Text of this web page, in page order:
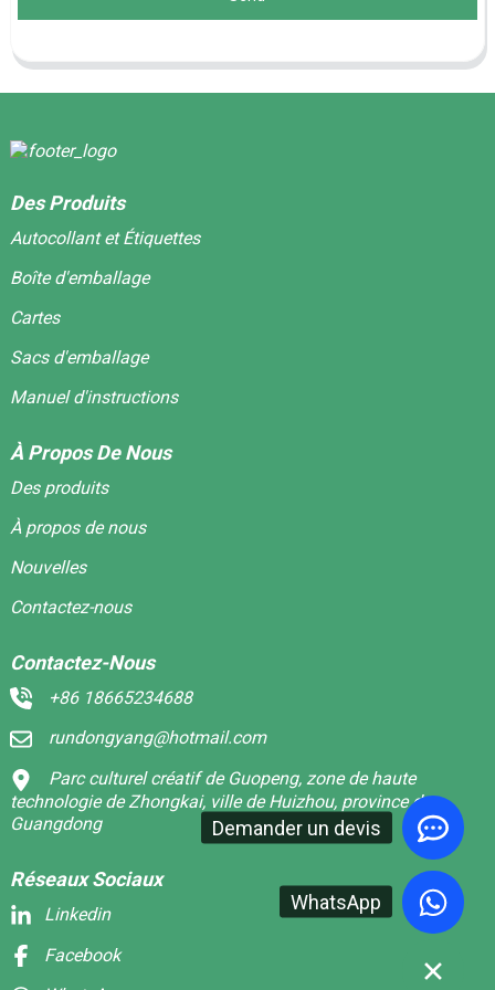
Demander un devis
WhatsApp
Des Produits
Autocollant et Étiquettes
Boîte d'emballage
Cartes
Sacs d'emballage
Manuel d'instructions
À Propos De Nous
Des produits
À propos de nous
Nouvelles
Contactez-nous
Contactez-Nous
+86 18665234688
rundongyang@hotmail.com
Parc culturel créatif de Guopeng, zone de haute
technologie de Zhongkai, ville de Huizhou, province du
Guangdong
Réseaux Sociaux
Linkedin
Facebook